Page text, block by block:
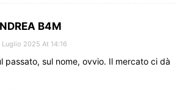
B4M
Luglio 2025 At 14:16
passato, sul nome, ovvio. Il mercato ci dà